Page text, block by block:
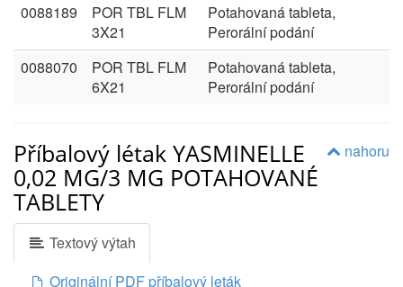
0088189
POR TBL FLM
3X21
Potahovaná tableta,
Perorální podání
0088070
POR TBL FLM
6X21
Potahovaná tableta,
Perorální podání
nahoru
Příbalový létak YASMINELLE
0,02 MG/3 MG POTAHOVANÉ
TABLETY
Textový výtah
Originální PDF příbalový leták